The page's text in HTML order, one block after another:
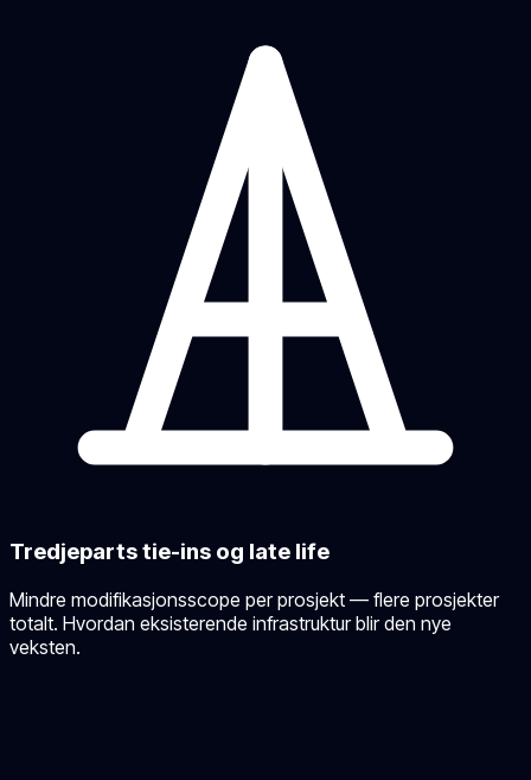
Tredjeparts tie-ins og late life
Mindre modifikasjonsscope per prosjekt — flere prosjekter
totalt. Hvordan eksisterende infrastruktur blir den nye
veksten.